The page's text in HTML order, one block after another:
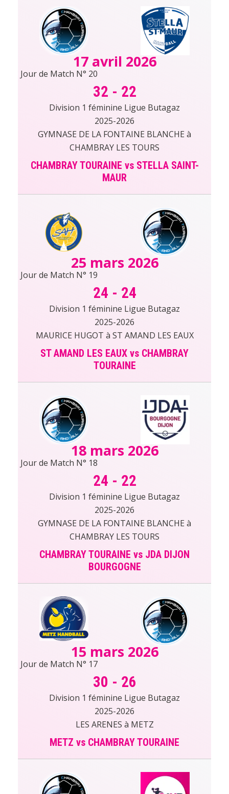
17 avril 2026
Jour de Match N° 20
32 - 22
Division 1 féminine Ligue Butagaz
2025-2026
GYMNASE DE LA FONTAINE BLANCHE à
CHAMBRAY LES TOURS
CHAMBRAY TOURAINE vs STELLA SAINT-
MAUR
25 mars 2026
Jour de Match N° 19
24 - 24
Division 1 féminine Ligue Butagaz
2025-2026
MAURICE HUGOT à ST AMAND LES EAUX
ST AMAND LES EAUX vs CHAMBRAY
TOURAINE
18 mars 2026
Jour de Match N° 18
24 - 22
Division 1 féminine Ligue Butagaz
2025-2026
GYMNASE DE LA FONTAINE BLANCHE à
CHAMBRAY LES TOURS
CHAMBRAY TOURAINE vs JDA DIJON
BOURGOGNE
15 mars 2026
Jour de Match N° 17
30 - 26
Division 1 féminine Ligue Butagaz
2025-2026
LES ARENES à METZ
METZ vs CHAMBRAY TOURAINE